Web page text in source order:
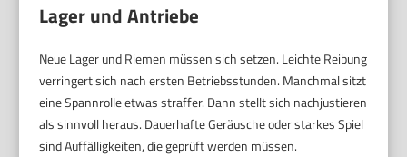
Lager und Antriebe
Neue Lager und Riemen müssen sich setzen. Leichte Reibung
verringert sich nach ersten Betriebsstunden. Manchmal sitzt
eine Spannrolle etwas straffer. Dann stellt sich nachjustieren
als sinnvoll heraus. Dauerhafte Geräusche oder starkes Spiel
sind Auffälligkeiten, die geprüft werden müssen.